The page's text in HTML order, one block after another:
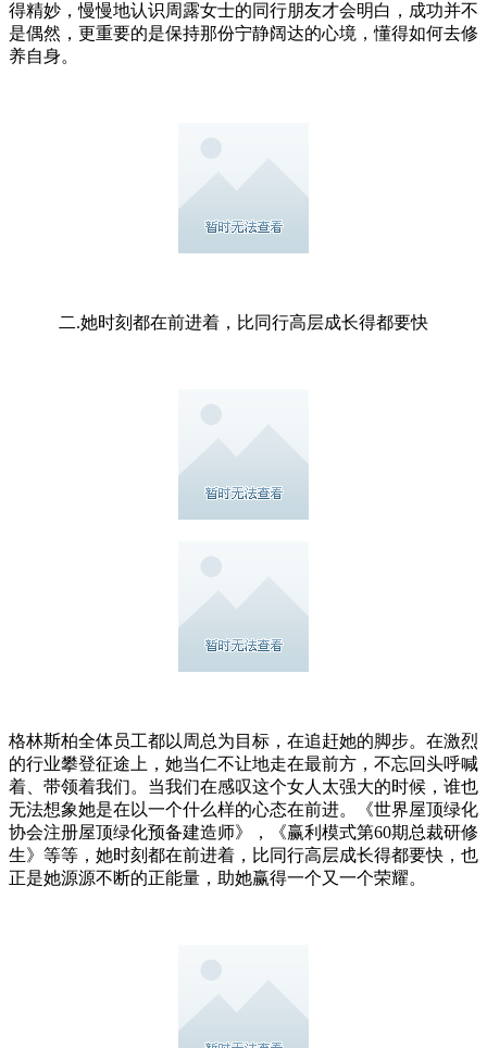
得精妙，慢慢地认识周露女士的同行朋友才会明白，成功并不
是偶然，更重要的是保持那份宁静阔达的心境，懂得如何去修
养自身。
二.她时刻都在前进着，比同行高层成长得都要快
格林斯柏全体员工都以周总为目标，在追赶她的脚步。在激烈
的行业攀登征途上，她当仁不让地走在最前方，不忘回头呼喊
着、带领着我们。当我们在感叹这个女人太强大的时候，谁也
无法想象她是在以一个什么样的心态在前进。《世界屋顶绿化
协会注册屋顶绿化预备建造师》，《赢利模式第60期总裁研修
生》等等，她时刻都在前进着，比同行高层成长得都要快，也
正是她源源不断的正能量，助她赢得一个又一个荣耀。